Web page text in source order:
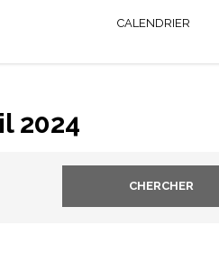
CALENDRIER
2024